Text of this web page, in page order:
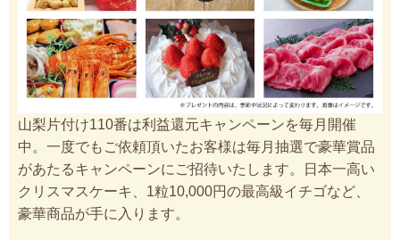
山梨片付け110番は利益還元キャンペーンを毎月開催
中。一度でもご依頼頂いたお客様は毎月抽選で豪華賞品
があたるキャンペーンにご招待いたします。日本一高い
クリスマスケーキ、1粒10,000円の最高級イチゴなど、
豪華商品が手に入ります。